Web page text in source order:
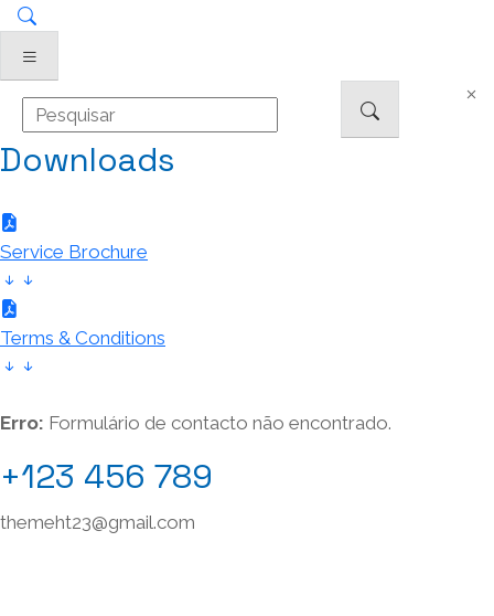
Downloads
Service Brochure
Terms & Conditions
Erro: Formulário de contacto não encontrado.
+123 456 789
themeht23@gmail.com